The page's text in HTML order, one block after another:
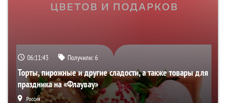
06:11:43 Получили:6
Торты, пирожные и другие сладости, а также товары для
праздника на «Флаувау»
Россия